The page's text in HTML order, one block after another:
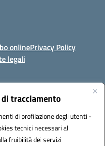
tracciamento
di profilazione degli utenti -
tecnici necessari al
fruibilità dei servizi
onlinePrivacy Policy
legali